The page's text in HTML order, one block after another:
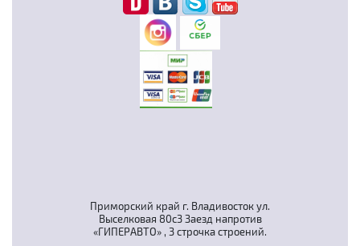
Приморский край г. Владивосток ул.
Выселковая 80с3 Заезд напротив
«ГИПЕРАВТО» , 3 строчка строений.